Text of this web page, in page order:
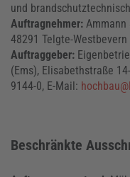
und
Auftragnehmer: Ammann
48291 Telgte-Westbevern
Auftraggeber:
(Ems), Elisabethstraße
9144-0, E-Mail:
Beschränkte